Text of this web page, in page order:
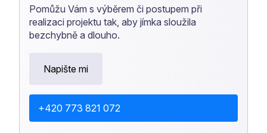
Pomůžu Vám s výběrem či postupem při
realizaci projektu tak, aby jímka sloužila
bezchybně a dlouho.
+420 773 821 072
Napište mi